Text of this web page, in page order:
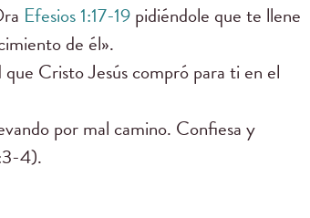
Efesios 1:17-19pidiéndole que te llene
de él».
Cristo Jesús compró para ti en el
por mal camino. Confiesa y
4).